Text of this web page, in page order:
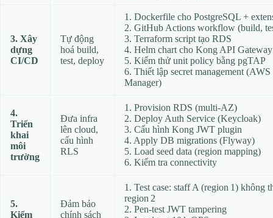
3. Xây
dựng
CI/CD
Tự động
hoá build,
test, deploy
1. Dockerfile cho PostgreSQL +
2. GitHub Actions workflow (build,
3. Terraform script tạo RDS
4. Helm chart cho Kong API Gateway
5. Kiểm thử unit policy bằng pgTAP
6. Thiết lập secret management (AWS
Manager)
4.
Triển
khai
môi
trường
Đưa infra
lên cloud,
cấu hình
RLS
1. Provision RDS (multi‑AZ)
2. Deploy Auth Service (Keycloak)
3. Cấu hình Kong JWT plugin
4. Apply DB migrations (Flyway)
5. Load seed data (region mapping)
6. Kiểm tra connectivity
5.
Kiểm
Đảm bảo
chính sách
1. Test case: staff A (region 1) không
region 2
2. Pen‑test JWT tampering